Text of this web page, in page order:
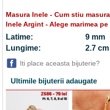
Masura Inele - Cum stiu
Inele Argint - Alege marimea
Latime:
9 mm
Lungime:
2.7 cm
Iti place aceasta bijuterie?
Ultimile bijuterii adaugate